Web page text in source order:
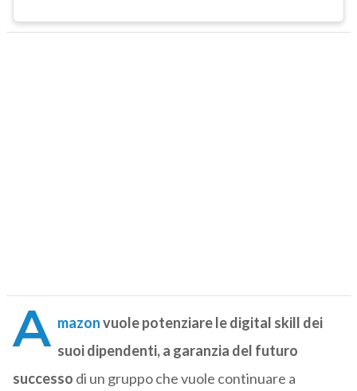
A mazonvuole potenziare le digital skill dei
suoi dipendenti,a garanzia del futuro
successo di un gruppo che vuole continuare a